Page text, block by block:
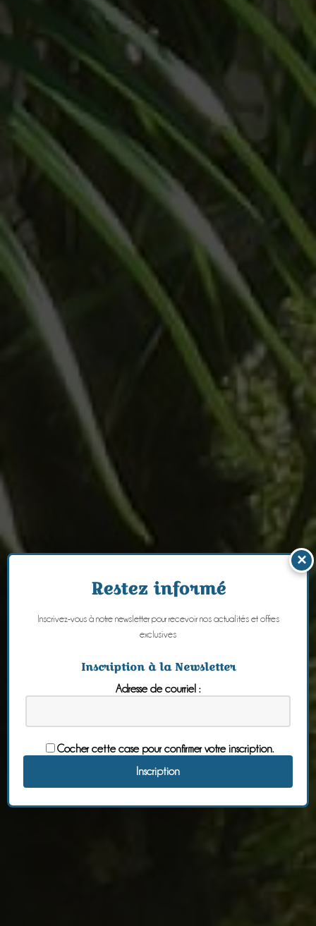
×
Restez informé
Inscrivez-vous à notre newsletter pour recevoir nos actualités et offres
exclusives
Inscription à la Newsletter
Adresse de courriel :
Cocher cette case pour confirmer votre inscription.